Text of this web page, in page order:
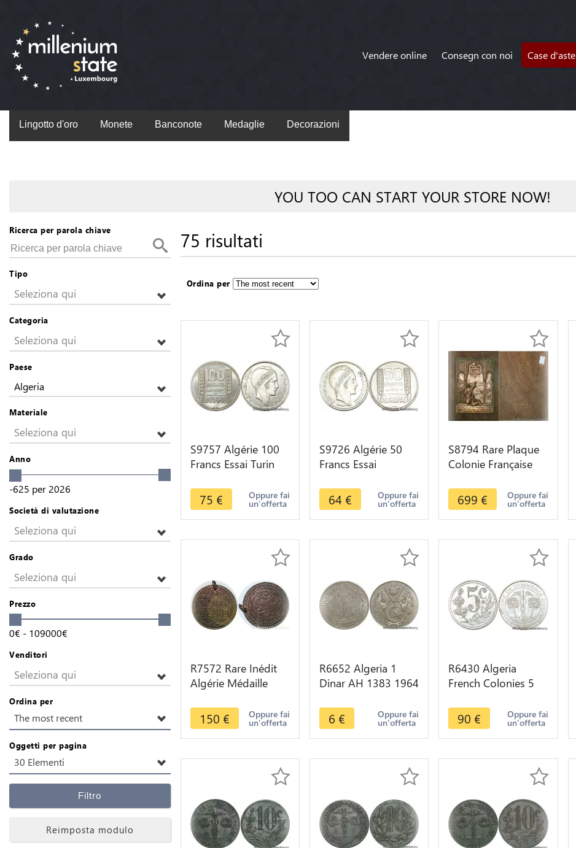
Vendere online Consegn con noi Case d'aste
Lingotto d'oro Monete Banconote Medaglie Decorazioni
YOU TOO CAN START YOUR STORE NOW!
Ricerca per parola chiave
Tipo
Seleziona qui
Categoria
Seleziona qui
Paese
Algeria
Materiale
Seleziona qui
Anno
-625 per 2026
Società di valutazione
Seleziona qui
Grado
Seleziona qui
Prezzo
0€ - 109000€
Venditori
Seleziona qui
Ordina per
The most recent
Oggetti per pagina
30 Elementi
Filtro
Reimposta modulo
75 risultati
Ordina per
S9757 Algérie 100
Francs Essai Turin
-> Faire Offre
75 € Oppure fai
un'offerta
S9726 Algérie 50
Francs Essai
FDC -> Faire Offre
64 € Oppure fai
un'offerta
S8794 Rare Plaque
Colonie Française
sur bois SUP
699 € Oppure fai
un'offerta
R7572 Rare Inédit
Algérie Médaille
Propagande Armée
Française 1857
150 € Oppure fai
un'offerta
R6652 Algeria 1
Dinar AH 1383 1964
6 € Oppure fai
un'offerta
R6430 Algeria
French Colonies 5
Commerce 1916
UNC -> Make offer
90 € Oppure fai
un'offerta